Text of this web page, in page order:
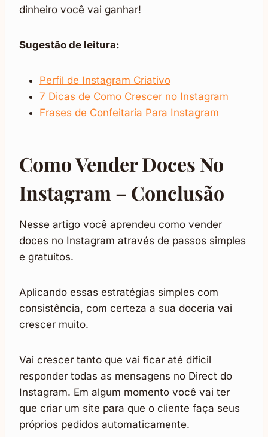
dinheiro você vai ganhar!
Sugestão de leitura:
Perfil de Instagram Criativo
7 Dicas de Como Crescer no Instagram
Frases de Confeitaria Para Instagram
Como Vender Doces No
Instagram – Conclusão
Nesse artigo você aprendeu como vender
doces no Instagram através de passos simples
e gratuitos.
Aplicando essas estratégias simples com
consistência, com certeza a sua doceria vai
crescer muito.
Vai crescer tanto que vai ficar até difícil
responder todas as mensagens no Direct do
Instagram. Em algum momento você vai ter
que criar um site para que o cliente faça seus
próprios pedidos automaticamente.